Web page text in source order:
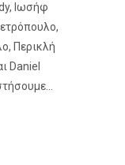
Ιωσήφ
Περικλή
Daniel